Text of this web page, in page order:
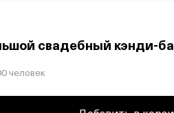
свадебный кэнди-
человек